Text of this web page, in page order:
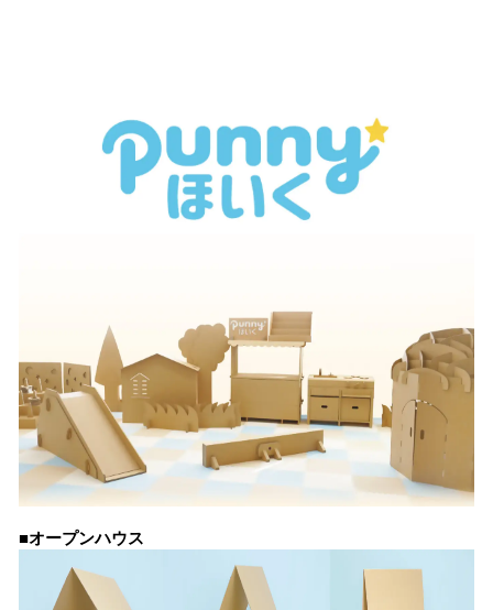
■オープンハウス